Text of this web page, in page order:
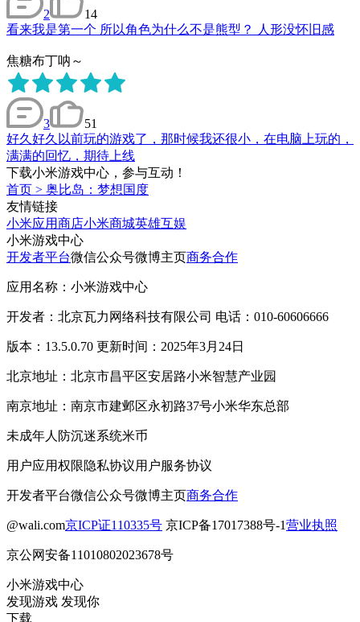
2
14
看来我是第一个 所以角色为什么不是熊型？ 人形没怀旧感
焦糖布丁呐～
3
51
好久好久以前玩的游戏了，那时候我还很小，在电脑上玩的，
满满的回忆，期待上线
下载小米游戏中心，参与互动！
首页>奥比岛：梦想国度
友情链接
小米应用商店小米商城英雄互娱
小米游戏中心
开发者平台微信公众号微博主页商务合作
应用名称：小米游戏中心
开发者：北京瓦力网络科技有限公司 电话：010-60606666
版本：13.5.0.70 更新时间：2025年3月24日
北京地址：北京市昌平区安居路小米智慧产业园
南京地址：南京市建邺区永初路37号小米华东总部
未成年人防沉迷系统米币
用户应用权限隐私协议用户服务协议
开发者平台微信公众号微博主页商务合作
@wali.com京ICP证110335号 京ICP备17017388号-1营业执照
京公网安备11010802023678号
小米游戏中心
发现游戏 发现你